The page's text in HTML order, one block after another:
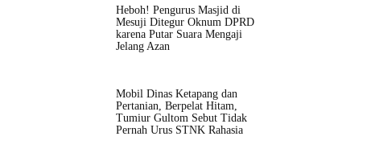
Heboh! Pengurus Masjid di
Mesuji Ditegur Oknum DPRD
karena Putar Suara Mengaji
Jelang Azan
Mobil Dinas Ketapang dan
Pertanian, Berpelat Hitam,
Tumiur Gultom Sebut Tidak
Pernah Urus STNK Rahasia